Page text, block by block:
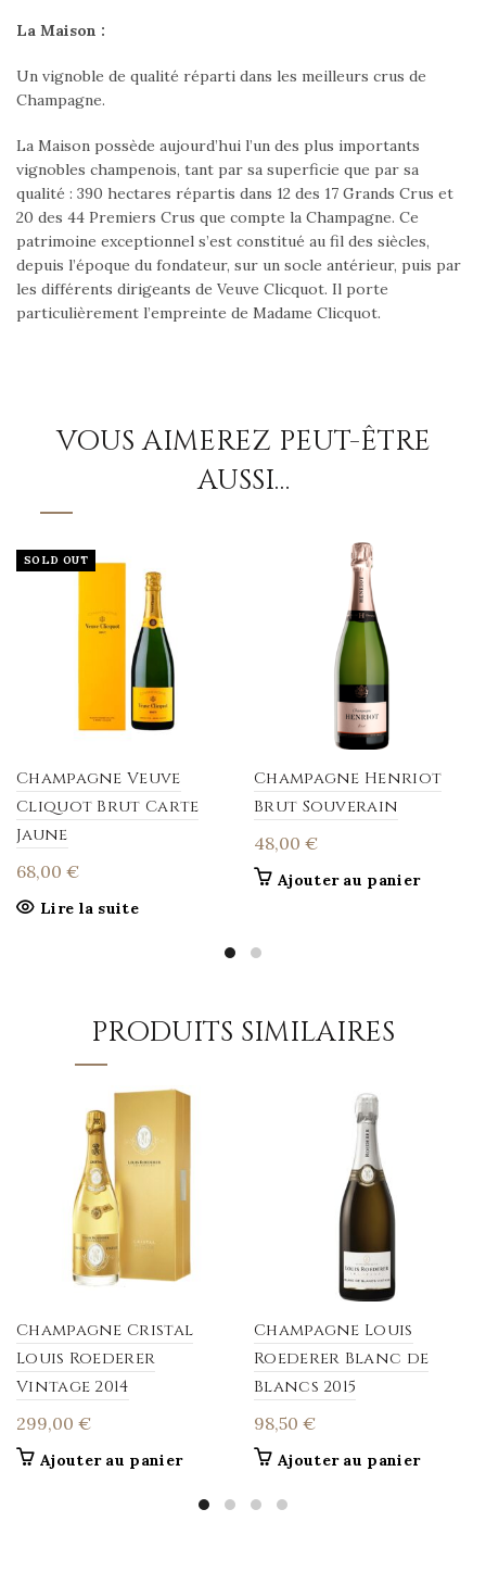
La Maison :
Un vignoble de qualité réparti dans les meilleurs crus de
Champagne.
La Maison possède aujourd’hui l’un des plus importants
vignobles champenois, tant par sa superficie que par sa
qualité : 390 hectares répartis dans 12 des 17 Grands Crus et
20 des 44 Premiers Crus que compte la Champagne. Ce
patrimoine exceptionnel s’est constitué au fil des siècles,
depuis l’époque du fondateur, sur un socle antérieur, puis par
les différents dirigeants de Veuve Clicquot. Il porte
particulièrement l’empreinte de Madame Clicquot.
VOUS AIMEREZ PEUT-ÊTRE
AUSSI…
SOLD OUT
Champagne Veuve
Cliquot Brut Carte
Jaune
68,00 €
Lire la suite
Champagne Henriot
Brut Souverain
48,00 €
Ajouter au panier
PRODUITS SIMILAIRES
Champagne Cristal
Louis Roederer
Vintage 2014
299,00 €
Ajouter au panier
Champagne Louis
Roederer Blanc de
Blancs 2015
98,50 €
Ajouter au panier